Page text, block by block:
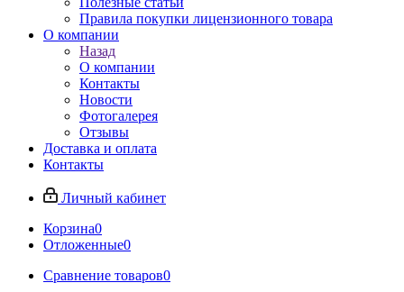
Правила покупки лицензионного товара
О компании
Назад
О компании
Контакты
Новости
Фотогалерея
Отзывы
Доставка и оплата
Контакты
Личный кабинет
Корзина0
Отложенные0
Сравнение товаров0